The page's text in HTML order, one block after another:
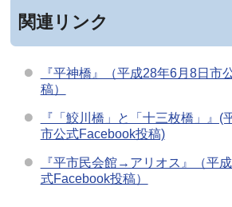
関連リンク
『平神橋』（平成28年6月8日市
稿）
『「鮫川橋」と「十三枚橋」』(
市公式Facebook投稿)
『平市民会館→アリオス』（平
式Facebook投稿）